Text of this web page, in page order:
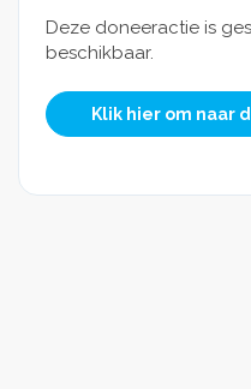
Deze doneeractie is
beschikbaar.
Klik hier om naar